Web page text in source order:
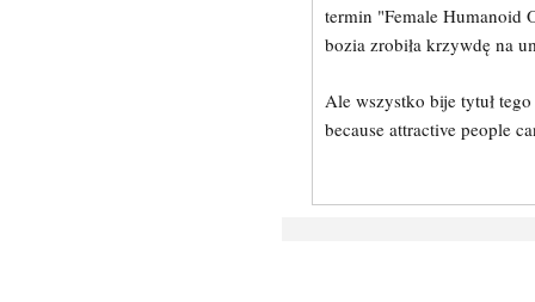
termin "Female Humanoid
bozia zrobiła krzywdę na
Ale wszystko bije tytuł
because attractive people